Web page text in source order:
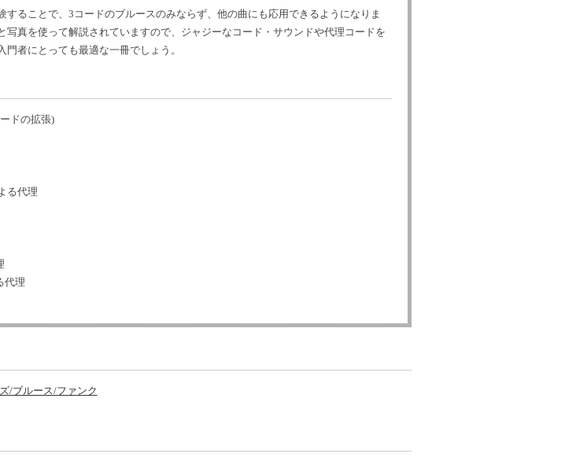
することで、3コードのブルースのみならず、他の曲にも応用できるようになりま
写真を使って解説されていますので、ジャジーなコード・サウンドや代理コードを
者にとっても最適な一冊でしょう。
ドの拡張)
る代理
代理
/ブルース/ファンク